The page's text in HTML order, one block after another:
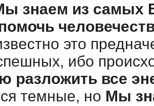
знаем из самых
это
ибо
разложить все
темные, но Мы